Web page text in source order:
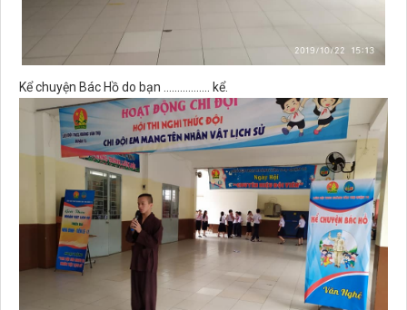
Kể chuyện Bác Hồ do bạn ................. kể.